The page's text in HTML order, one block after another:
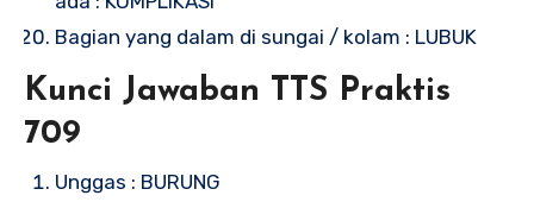
Bagian yang dalam di sungai / kolam : LUBUK
Kunci Jawaban TTS Praktis
709
Unggas : BURUNG